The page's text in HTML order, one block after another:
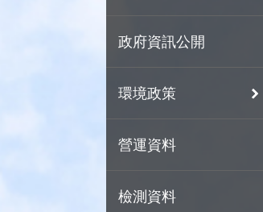
政府資訊公開
環境政策
營運資料
檢測資料